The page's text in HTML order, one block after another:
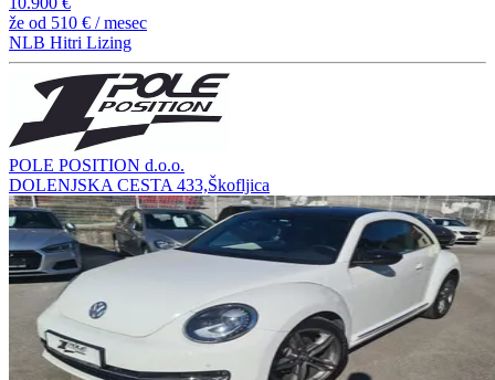
že od 510 € / mesec
NLB Hitri Lizing
POLE POSITION d.o.o.
DOLENJSKA CESTA 433,Škofljica